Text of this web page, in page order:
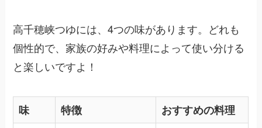
高千穂峡つゆには、4つの味があります。どれも
個性的で、家族の好みや料理によって使い分ける
と楽しいですよ！
味 特徴
おすすめの料理